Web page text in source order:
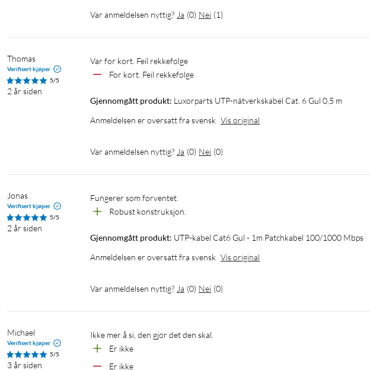
Var anmeldelsen nyttig? Ja (0) Nei (1)
Thomas
Verifisert kjøper
5/5
2 år siden
Var for kort. Feil rekkefølge
For kort. Feil rekkefølge
Gjennomgått produkt: Luxorparts UTP-nätverkskabel Cat. 6 Gul 0,5 m
Anmeldelsen er oversatt fra svensk Vis original
Var anmeldelsen nyttig? Ja (0) Nei (0)
Jonas
Verifisert kjøper
5/5
2 år siden
Fungerer som forventet.
Robust konstruksjon.
Gjennomgått produkt: UTP-kabel Cat6 Gul - 1m Patchkabel 100/1000 Mbps
Anmeldelsen er oversatt fra svensk Vis original
Var anmeldelsen nyttig? Ja (0) Nei (0)
Michael
Verifisert kjøper
5/5
3 år siden
ikke mer å si, den gjør det den skal.
Er ikke
Er ikke